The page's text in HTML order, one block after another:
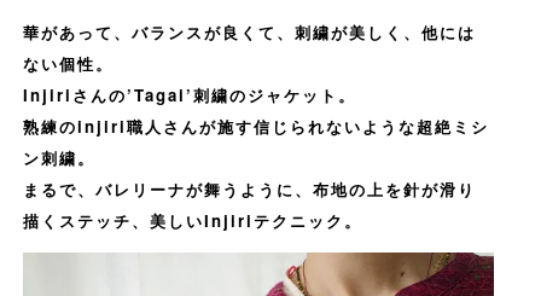
華があって、バランスが良くて、刺繍が美しく、他には
ない個性。
Injiriさんの’Tagai’刺繍のジャケット。
熟練のinjiri職人さんが施す信じられないような超絶ミシ
ン刺繍。
まるで、バレリーナが舞うように、布地の上を針が滑り
描くステッチ、美しいInjiriテクニック。